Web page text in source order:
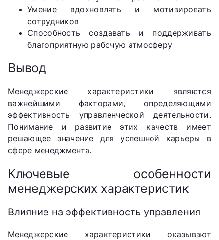
Умение вдохновлять и мотивировать
сотрудников
Способность создавать и поддерживать
благоприятную рабочую атмосферу
Вывод
Менеджерские характеристики являются
важнейшими факторами, определяющими
эффективность управленческой деятельности.
Понимание и развитие этих качеств имеет
решающее значение для успешной карьеры в
сфере менеджмента.
Ключевые особенности
менеджерских характеристик
Влияние на эффективность управления
Менеджерские характеристики оказывают